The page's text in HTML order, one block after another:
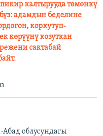
калтырууда төмөнкү
адамдын беделине
коркутуп-
көрүүнү козуткан
сактабай
облусундагы